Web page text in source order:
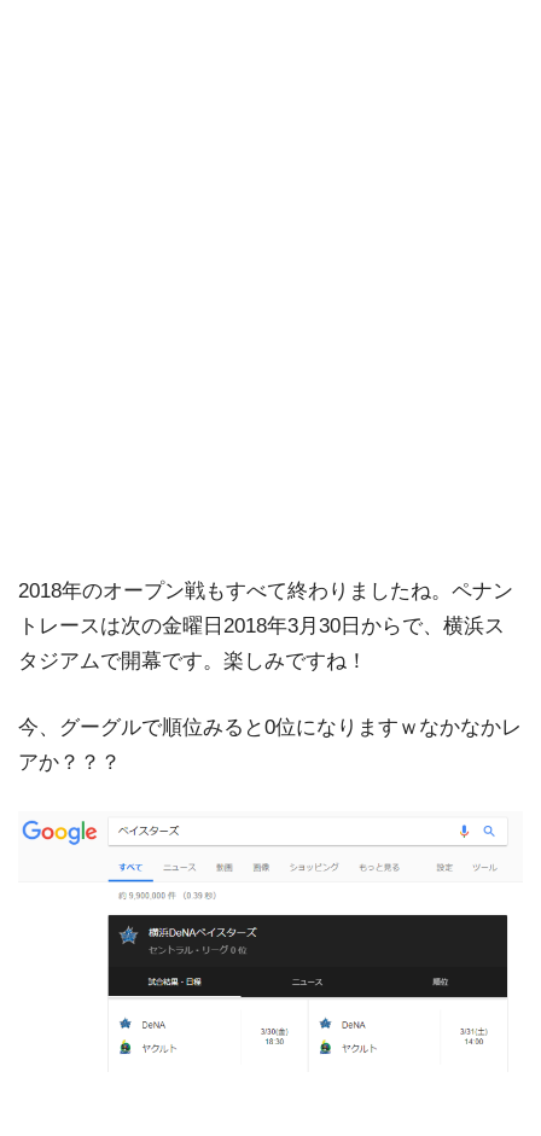
2018年のオープン戦もすべて終わりましたね。ペナン
トレースは次の金曜日2018年3月30日からで、横浜ス
タジアムで開幕です。楽しみですね！
今、グーグルで順位みると0位になりますｗなかなかレ
アか？？？